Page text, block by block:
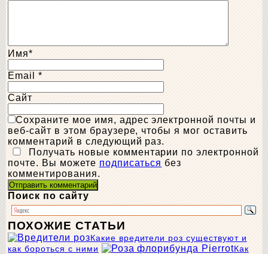
Имя*
Email*
Сайт
Сохраните мое имя, адрес электронной почты и
веб-сайт в этом браузере, чтобы я мог оставить
комментарий в следующий раз.
Получать новые комментарии по электронной
почте. Вы можете подписаться без
комментирования.
Поиск по сайту
ПОХОЖИЕ СТАТЬИ
Какие вредители роз существуют и
как бороться с ними
Как